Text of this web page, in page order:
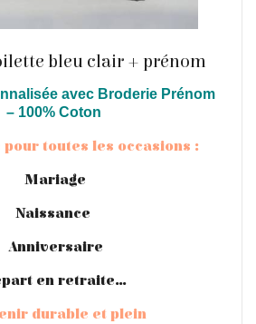
bleu clair + prénom
avec Broderie Prénom
– 100% Coton
pour toutes les occasions :
Mariage
Naissance
Anniversaire
en retraite…
durable et plein
En savoir plus